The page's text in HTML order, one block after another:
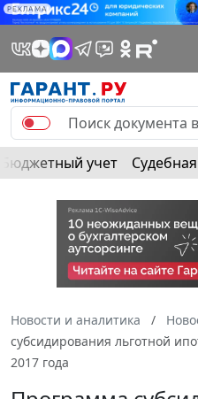
РЕКЛАМА
Бюджетный учет
Новости и аналитика
субсидирования льготной
2017 года